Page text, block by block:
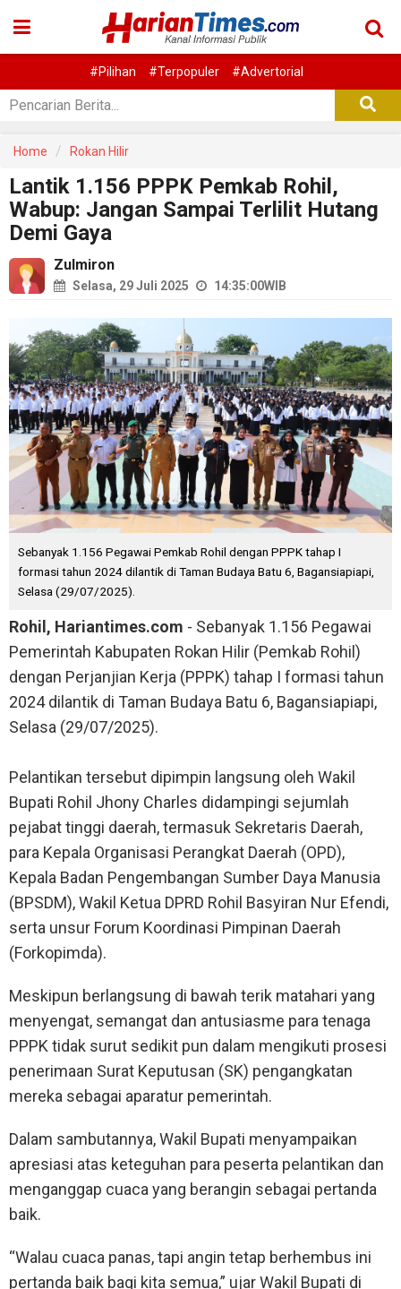
#Pilihan #Terpopuler #Advertorial
Home Rokan Hilir
Lantik 1.156 PPPK Pemkab Rohil,
Wabup: Jangan Sampai Terlilit Hutang
Demi Gaya
Zulmiron
Selasa, 29 Juli 2025 14:35:00WIB
Sebanyak 1.156 Pegawai Pemkab Rohil dengan PPPK tahap I
formasi tahun 2024 dilantik di Taman Budaya Batu 6, Bagansiapiapi,
Selasa (29/07/2025).
Rohil, Hariantimes.com - Sebanyak 1.156 Pegawai
Pemerintah Kabupaten Rokan Hilir (Pemkab Rohil)
dengan Perjanjian Kerja (PPPK) tahap I formasi tahun
2024 dilantik di Taman Budaya Batu 6, Bagansiapiapi,
Selasa (29/07/2025).
Pelantikan tersebut dipimpin langsung oleh Wakil
Bupati Rohil Jhony Charles didampingi sejumlah
pejabat tinggi daerah, termasuk Sekretaris Daerah,
para Kepala Organisasi Perangkat Daerah (OPD),
Kepala Badan Pengembangan Sumber Daya Manusia
(BPSDM), Wakil Ketua DPRD Rohil Basyiran Nur Efendi,
serta unsur Forum Koordinasi Pimpinan Daerah
(Forkopimda).
Meskipun berlangsung di bawah terik matahari yang
menyengat, semangat dan antusiasme para tenaga
PPPK tidak surut sedikit pun dalam mengikuti prosesi
penerimaan Surat Keputusan (SK) pengangkatan
mereka sebagai aparatur pemerintah.
Dalam sambutannya, Wakil Bupati menyampaikan
apresiasi atas keteguhan para peserta pelantikan dan
menganggap cuaca yang berangin sebagai pertanda
baik.
“Walau cuaca panas, tapi angin tetap berhembus ini
pertanda baik bagi kita semua,” ujar Wakil Bupati di